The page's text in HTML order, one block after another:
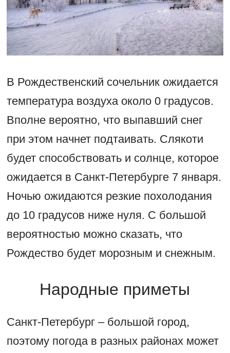
В Рождественский сочельник ожидается
температура воздуха около 0 градусов.
Вполне вероятно, что выпавший снег
при этом начнет подтаивать. Слякоти
будет способствовать и солнце, которое
ожидается в Санкт-Петербурге 7 января.
Ночью ожидаются резкие похолодания
до 10 градусов ниже нуля. С большой
вероятностью можно сказать, что
Рождество будет морозным и снежным.
Народные приметы
Санкт-Петербург – большой город,
поэтому погода в разных районах может